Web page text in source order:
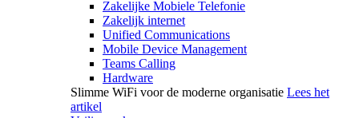
Zakelijke Mobiele Telefonie
Zakelijk internet
Unified Communications
Mobile Device Management
Teams Calling
Hardware
Slimme WiFi voor de moderne organisatie Lees het
artikel